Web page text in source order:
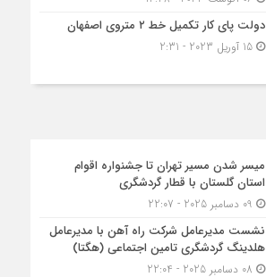
دولت پای کار تکمیل خط ۲ متروی اصفهان
15 آوریل 2023 - 2:31
میسر شدن مسیر تهران تا جشنواره اقوام
استان گلستان با قطار گردشگری
نشست مدیرعامل شرکت راه آهن با مدیرعامل
هلدینگ گردشگری تامین اجتماعی (هگتا)